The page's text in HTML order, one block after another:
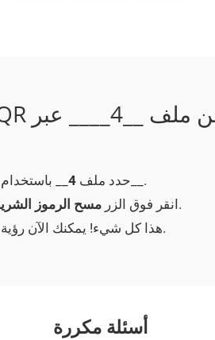
حدد ملف 4
__
__.
انقر فوق الزر مسح الرموز
__ المحدد.
هذا كل شيء! يمكنك الآن__ الخاص بك عبر الإنترنت.
أسئلة مكررة